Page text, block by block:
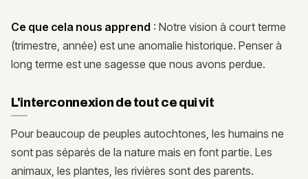
Ce que cela nous apprend : Notre vision à court terme
(trimestre, année) est une anomalie historique. Penser à
long terme est une sagesse que nous avons perdue.
L'interconnexion de tout ce qui vit
Pour beaucoup de peuples autochtones, les humains ne
sont pas séparés de la nature mais en font partie. Les
animaux, les plantes, les rivières sont des parents.